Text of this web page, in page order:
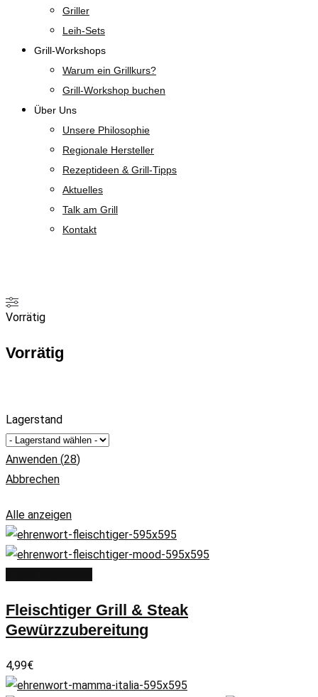
Griller
Leih-Sets
Grill-Workshops
Warum ein Grillkurs?
Grill-Workshop buchen
Über Uns
Unsere Philosophie
Regionale Hersteller
Rezeptideen & Grill-Tipps
Aktuelles
Talk am Grill
Kontakt
Vorrätig
Vorrätig
Lagerstand
Anwenden (28)
Abbrechen
Alle anzeigen
Fleischtiger Grill & Steak
Gewürzzubereitung
4,99€